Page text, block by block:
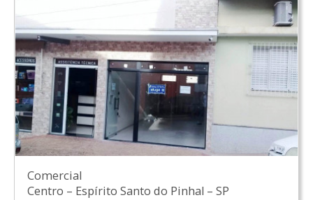
Comercial
Centro – Espírito Santo do Pinhal – SP